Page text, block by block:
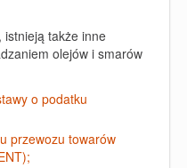
istnieją także inne
olejów i smarów
o podatku
przewozu towarów